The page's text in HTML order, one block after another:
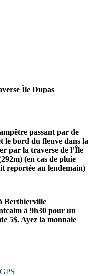
Île Dupas
passant par de
le bord du fleuve dans la
par la traverse de l’Île
(en cas de pluie
reportée au lendemain)
Berthierville
à 9h30 pour un
5$. Ayez la monnaie